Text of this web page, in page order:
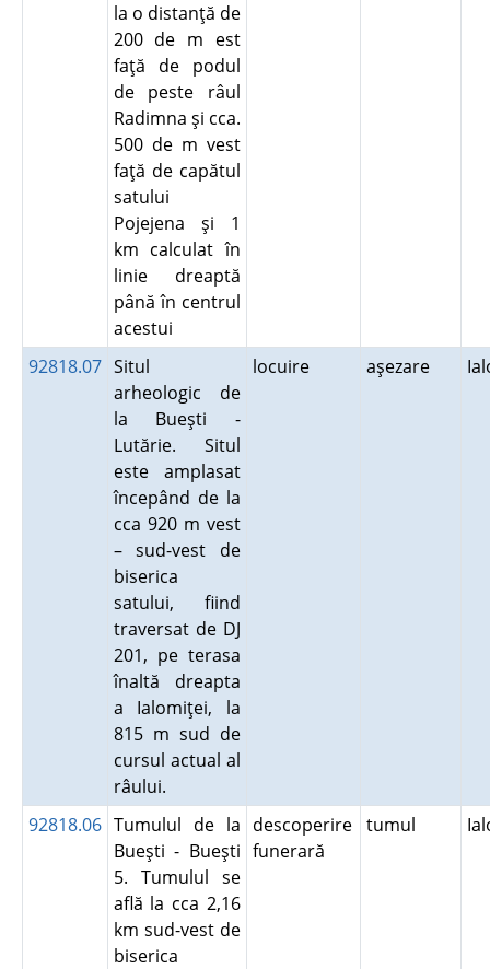
la o distanţă de
200 de m est
faţă de podul
de peste râul
Radimna şi cca.
500 de m vest
faţă de capătul
satului
Pojejena şi 1
km calculat în
linie dreaptă
până în centrul
acestui
92818.07 Situl
arheologic de
la Bueşti -
Lutărie. Situl
este amplasat
începând de la
cca 920 m vest
– sud-vest de
biserica
satului, fiind
traversat de DJ
201, pe terasa
înaltă dreapta
a Ialomiţei, la
815 m sud de
cursul actual al
râului.
locuire aşezare
92818.06 Tumulul de la
Bueşti - Bueşti
5. Tumulul se
află la cca 2,16
km sud-vest de
biserica
descoperire
funerară
tumul